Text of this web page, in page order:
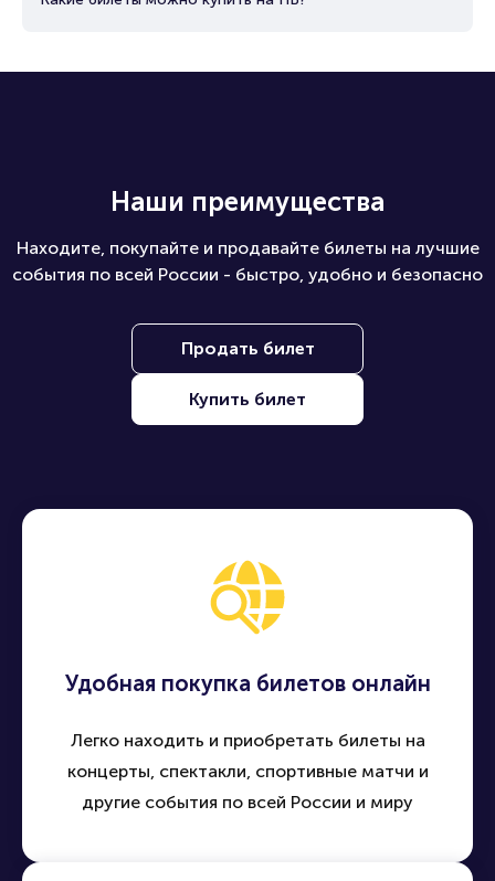
Наши преимущества
Находите, покупайте и продавайте билеты на лучшие
события по всей России - быстро, удобно и безопасно
Продать билет
Купить билет
Удобная покупка билетов онлайн
Легко находить и приобретать билеты на
концерты, спектакли, спортивные матчи и
другие события по всей России и миру